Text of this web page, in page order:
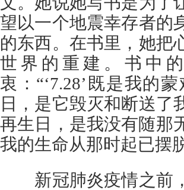
望以一个地震幸存者的
的东西。在书里，她把
世界的重建。书中
衷：“‘7.28’既是我的
日，是它毁灭和断送了
再生日，是我没有随那
我的生命从那时起已摆
新冠肺炎疫情之前，